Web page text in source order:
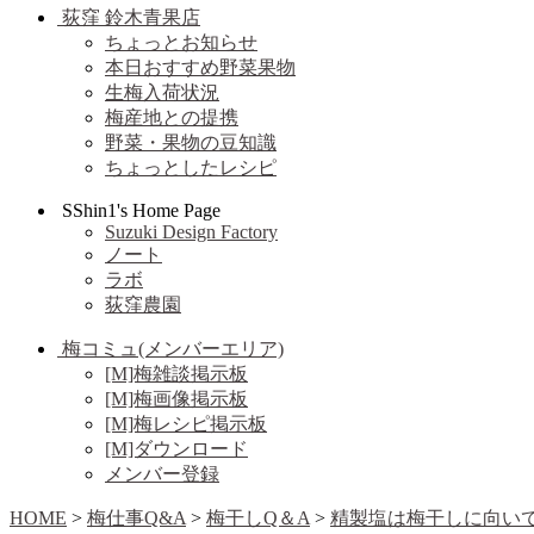
荻窪 鈴木青果店
ちょっとお知らせ
本日おすすめ野菜果物
生梅入荷状況
梅産地との提携
野菜・果物の豆知識
ちょっとしたレシピ
SShin1's Home Page
Suzuki Design Factory
ノート
ラボ
荻窪農園
梅コミュ(メンバーエリア)
[M]梅雑談掲示板
[M]梅画像掲示板
[M]梅レシピ掲示板
[M]ダウンロード
メンバー登録
HOME > 梅仕事Q&A > 梅干しQ＆A > 精製塩は梅干しに向い